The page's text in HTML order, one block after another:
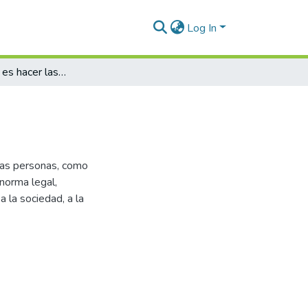
Log In
Control interno es hacer las cosas bien
personas, como
legal,
la sociedad, a la